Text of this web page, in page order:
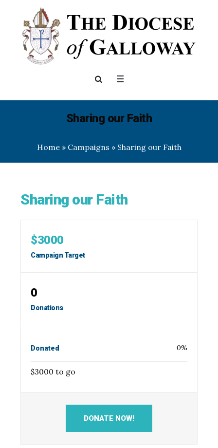
Sharing our Faith
Home» Campaigns » Sharing our Faith
Sharing our Faith
$3000
Campaign Target
0
Donations
Donated 0%
$3000 to go
DONATE NOW!